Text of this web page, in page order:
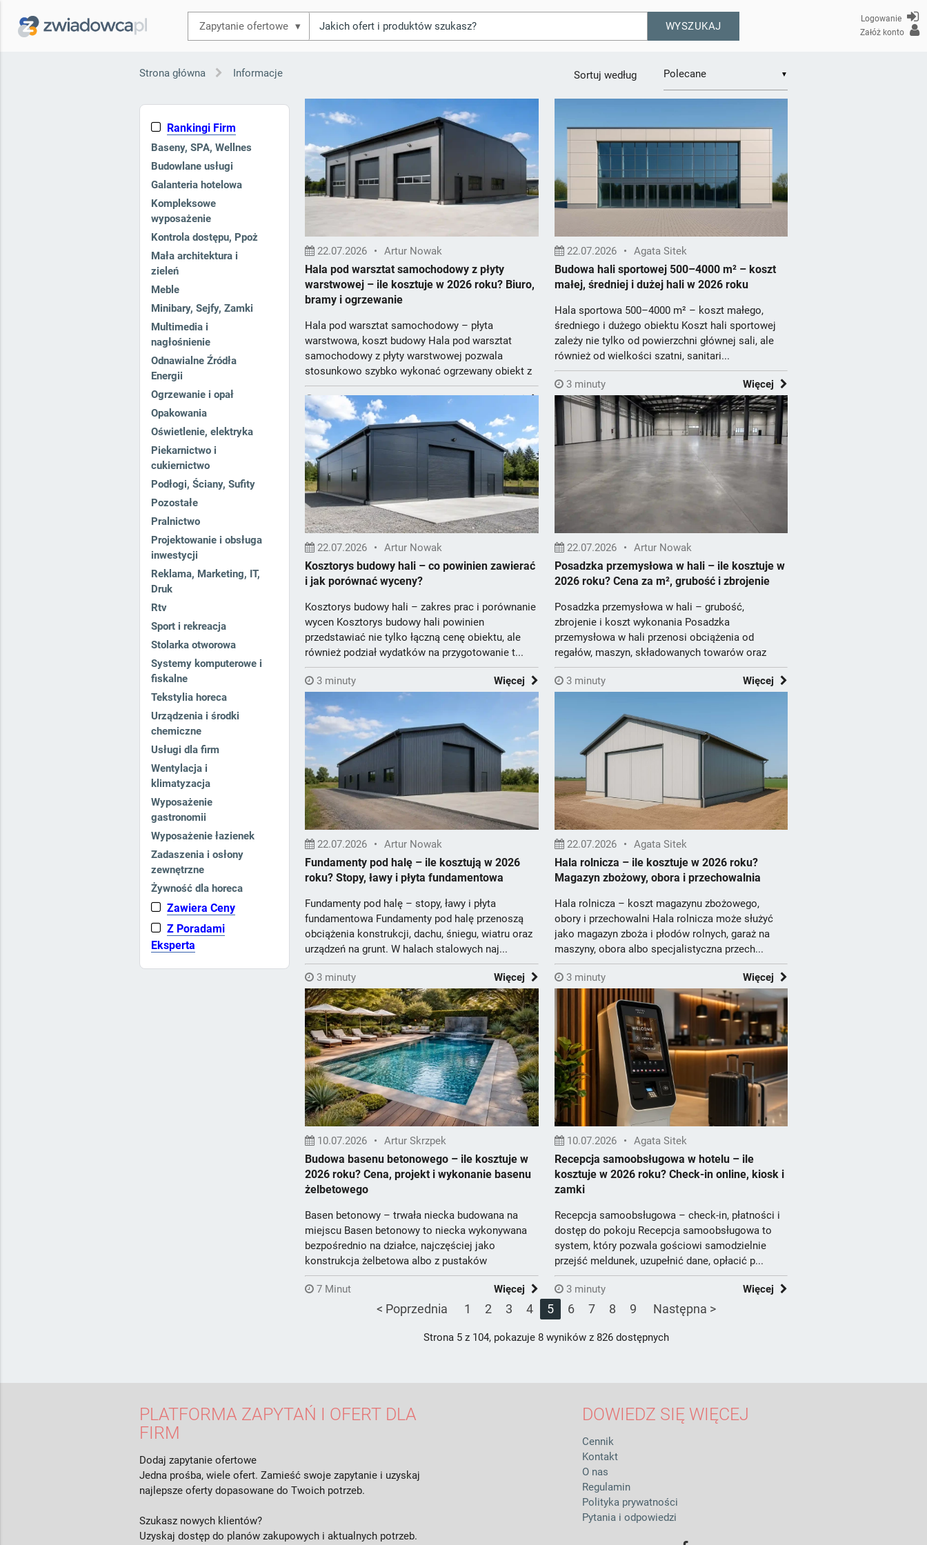
▾ WYSZUKAJ
Logowanie
Załóż konto
Strona główna Informacje Sortuj według ▼
Rankingi Firm
Baseny, SPA, Wellnes
Budowlane usługi
Galanteria hotelowa
Kompleksowe
wyposażenie
Kontrola dostępu, Ppoż
Mała architektura i
zieleń
Meble
Minibary, Sejfy, Zamki
Multimedia i
nagłośnienie
Odnawialne Źródła
Energii
Ogrzewanie i opał
Opakowania
Oświetlenie, elektryka
Piekarnictwo i
cukiernictwo
Podłogi, Ściany, Sufity
Pozostałe
Pralnictwo
Projektowanie i obsługa
inwestycji
Reklama, Marketing, IT,
Druk
Rtv
Sport i rekreacja
Stolarka otworowa
Systemy komputerowe i
fiskalne
Tekstylia horeca
Urządzenia i środki
chemiczne
Usługi dla firm
Wentylacja i
klimatyzacja
Wyposażenie
gastronomii
Wyposażenie łazienek
Zadaszenia i osłony
zewnętrzne
Żywność dla horeca
Zawiera Ceny
Z Poradami
Eksperta
22.07.2026 • Artur Nowak
Hala pod warsztat samochodowy z płyty
warstwowej – ile kosztuje w 2026 roku? Biuro,
bramy i ogrzewanie
Hala pod warsztat samochodowy – płyta
warstwowa, koszt budowy Hala pod warsztat
samochodowy z płyty warstwowej pozwala
stosunkowo szybko wykonać ogrzewany obiekt z
dużymi bramam...
3 minuty
Więcej
22.07.2026 • Agata Sitek
Budowa hali sportowej 500–4000 m² – koszt
małej, średniej i dużej hali w 2026 roku
Hala sportowa 500–4000 m² – koszt małego,
średniego i dużego obiektu Koszt hali sportowej
zależy nie tylko od powierzchni głównej sali, ale
również od wielkości szatni, sanitari...
3 minuty Więcej
22.07.2026 • Artur Nowak
Kosztorys budowy hali – co powinien zawierać
i jak porównać wyceny?
Kosztorys budowy hali – zakres prac i porównanie
wycen Kosztorys budowy hali powinien
przedstawiać nie tylko łączną cenę obiektu, ale
również podział wydatków na przygotowanie t...
3 minuty Więcej
22.07.2026 • Artur Nowak
Posadzka przemysłowa w hali – ile kosztuje w
2026 roku? Cena za m², grubość i zbrojenie
Posadzka przemysłowa w hali – grubość,
zbrojenie i koszt wykonania Posadzka
przemysłowa w hali przenosi obciążenia od
regałów, maszyn, składowanych towarów oraz
ruchu wózków wid...
3 minuty
Więcej
22.07.2026 • Artur Nowak
Fundamenty pod halę – ile kosztują w 2026
roku? Stopy, ławy i płyta fundamentowa
Fundamenty pod halę – stopy, ławy i płyta
fundamentowa Fundamenty pod halę przenoszą
obciążenia konstrukcji, dachu, śniegu, wiatru oraz
urządzeń na grunt. W halach stalowych naj...
3 minuty Więcej
22.07.2026 • Agata Sitek
Hala rolnicza – ile kosztuje w 2026 roku?
Magazyn zbożowy, obora i przechowalnia
Hala rolnicza – koszt magazynu zbożowego,
obory i przechowalni Hala rolnicza może służyć
jako magazyn zboża i płodów rolnych, garaż na
maszyny, obora albo specjalistyczna przech...
3 minuty Więcej
10.07.2026 • Artur Skrzpek
Budowa basenu betonowego – ile kosztuje w
2026 roku? Cena, projekt i wykonanie basenu
żelbetowego
Basen betonowy – trwała niecka budowana na
miejscu Basen betonowy to niecka wykonywana
bezpośrednio na działce, najczęściej jako
konstrukcja żelbetowa albo z pustaków
szalunkowy...
7 Minut
Więcej
10.07.2026 • Agata Sitek
Recepcja samoobsługowa w hotelu – ile
kosztuje w 2026 roku? Check-in online, kiosk i
zamki
Recepcja samoobsługowa – check-in, płatności i
dostęp do pokoju Recepcja samoobsługowa to
system, który pozwala gościowi samodzielnie
przejść meldunek, uzupełnić dane, opłacić p...
3 minuty Więcej
< Poprzednia 1 2 3 4 5 6 7 8 9 Następna >
Strona 5 z 104, pokazuje 8 wyników z 826 dostępnych
PLATFORMA ZAPYTAŃ I OFERT DLA
FIRM
Dodaj zapytanie ofertowe
Jedna prośba, wiele ofert. Zamieść swoje zapytanie i uzyskaj
najlepsze oferty dopasowane do Twoich potrzeb.
Szukasz nowych klientów?
Uzyskaj dostęp do planów zakupowych i aktualnych potrzeb.
DOWIEDZ SIĘ WIĘCEJ
Cennik
Kontakt
O nas
Regulamin
Polityka prywatności
Pytania i odpowiedzi